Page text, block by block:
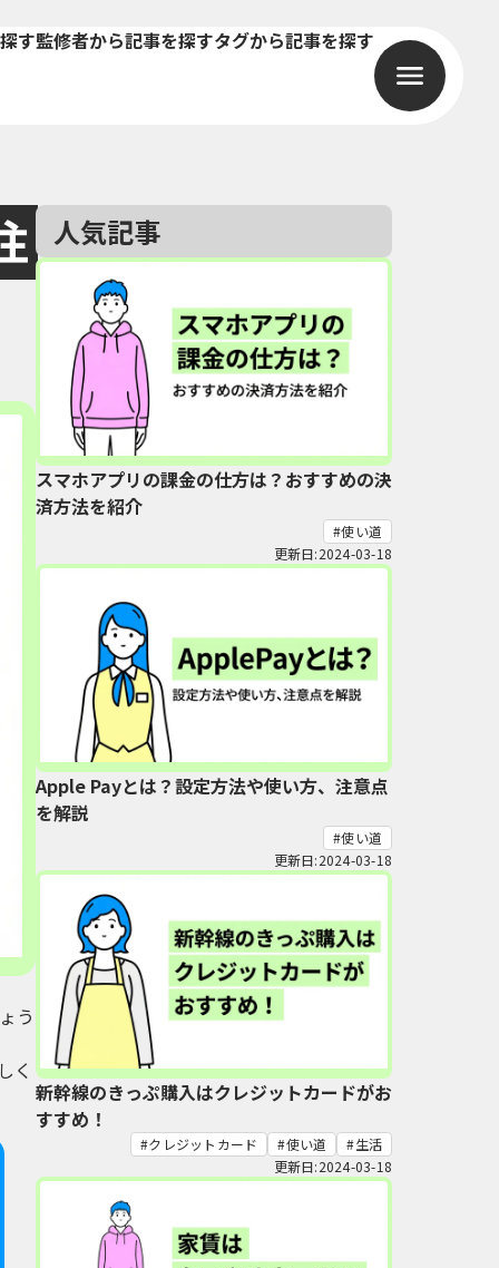
す監修者から記事を探すタグから記事を探す
う
く
人気記事
スマホアプリの課金の仕方は？おすすめの決
済方法を紹介
使い道
更新日:2024-03-18
Apple Payとは？設定方法や使い方、注意点
を解説
使い道
更新日:2024-03-18
新幹線のきっぷ購入はクレジットカードがお
すすめ！
クレジットカード 使い道
生活
更新日:2024-03-18